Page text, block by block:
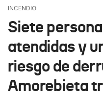
INCENDIO
Siete
atendidas y
riesgo de
Amorebieta